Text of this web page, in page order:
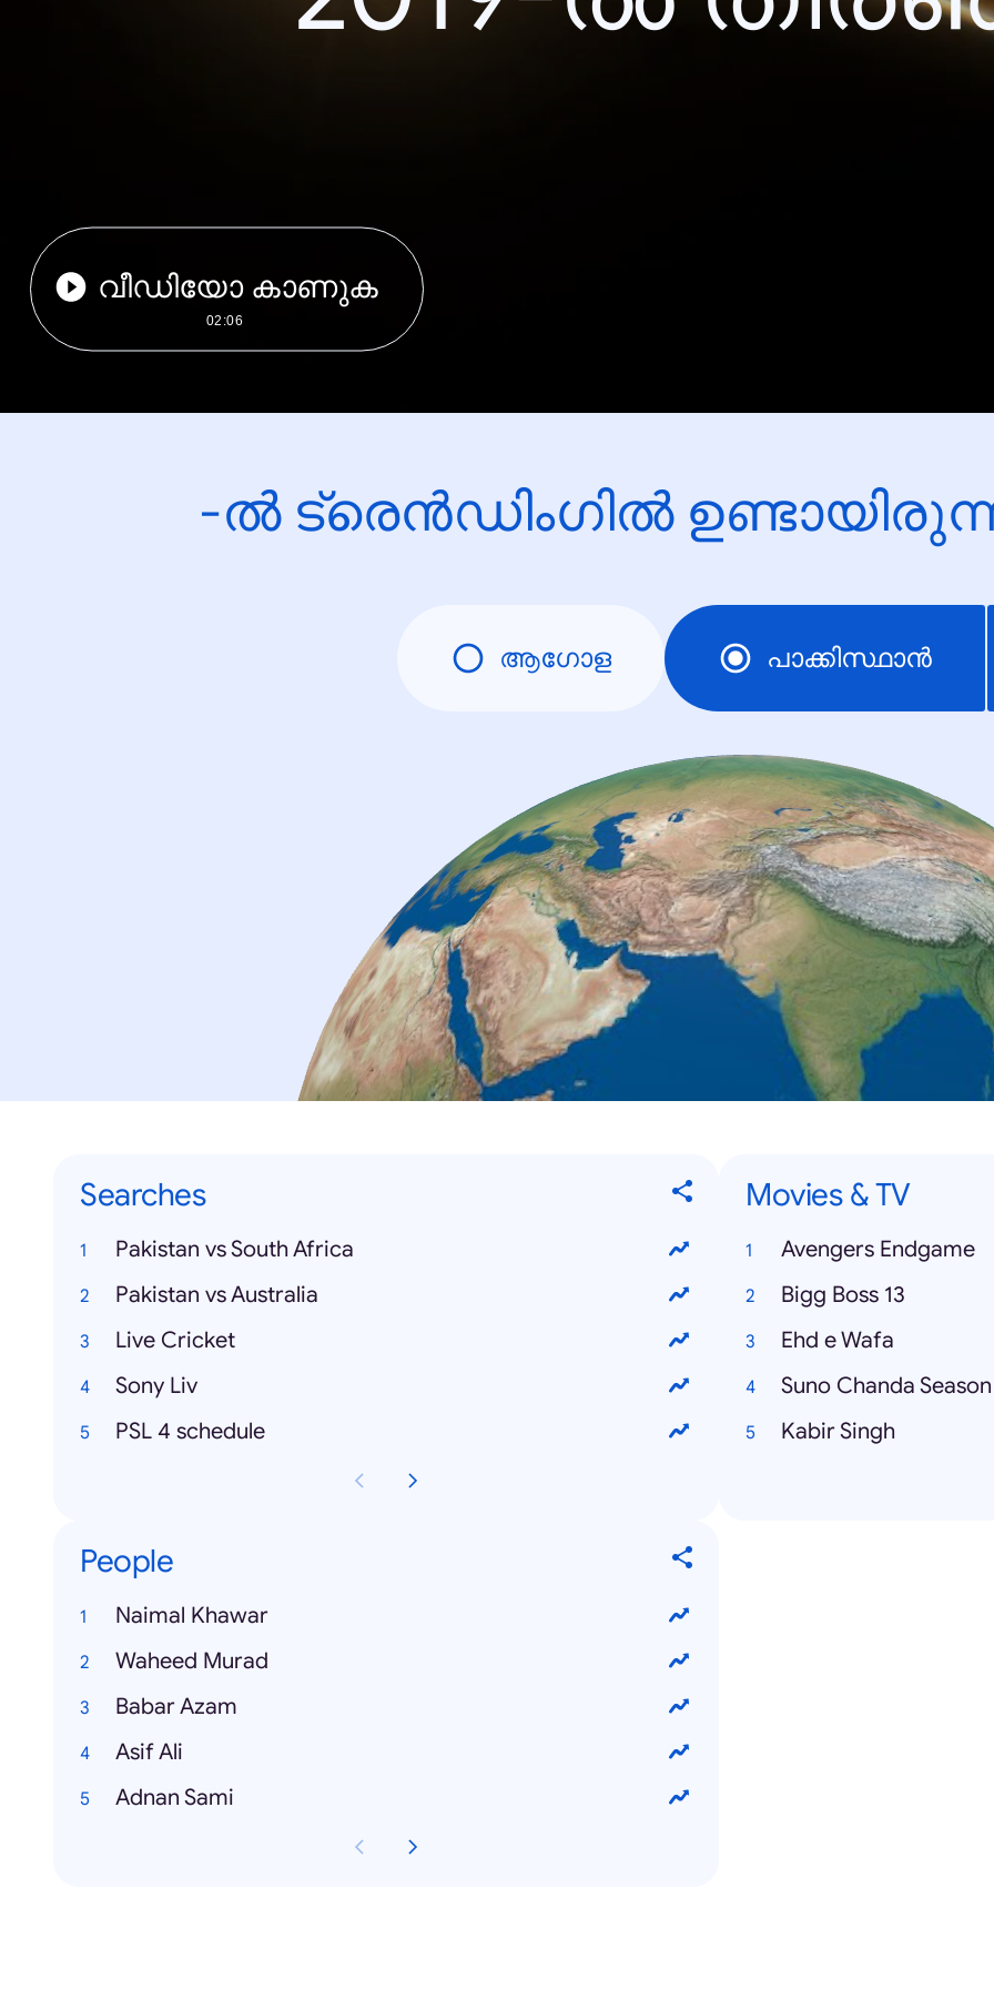
വീഡിയോ കാണുക
02:06
-ൽ ട്രെൻഡിംഗിൽ
ആഗോള പാക്കിസ്ഥാന്‍
Searches
Pakistan vs South Africa
Pakistan vs Australia
Live Cricket
Sony Liv
PSL 4 schedule
Movies & TV
Avengers Endgame
Bigg Boss 13
Ehd e Wafa
Suno Chanda
Kabir Singh
People
Naimal Khawar
Waheed Murad
Babar Azam
Asif Ali
Adnan Sami